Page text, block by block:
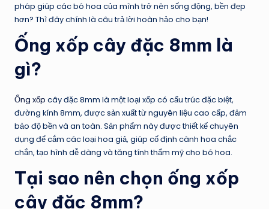
pháp giúp các bó hoa của mình trở nên sống động, bền đẹp
hơn? Thì đây chính là câu trả lời hoàn hảo cho bạn!
Ống xốp cây đặc 8mm là
gì?
Ống xốp cây đặc 8mm là một loại xốp có cấu trúc đặc biệt,
đường kính 8mm, được sản xuất từ nguyên liệu cao cấp, đảm
bảo độ bền và an toàn. Sản phẩm này được thiết kế chuyên
dụng để cắm các loại hoa giả, giúp cố định cành hoa chắc
chắn, tạo hình dễ dàng và tăng tính thẩm mỹ cho bó hoa.
Tại sao nên chọn ống xốp
cây đặc 8mm?